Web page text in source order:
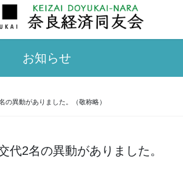
お知らせ
異動がありました。（敬称略）
2名の異動がありました。